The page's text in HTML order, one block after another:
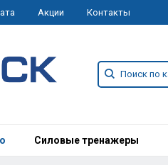
Акции Контакты
Силовые тренажеры